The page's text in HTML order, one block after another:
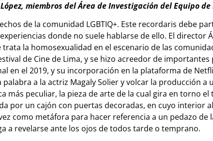
miembros del Área de Investigación del Equipo de
de la comunidad LGBTIQ+. Este recordaris debe
donde no suele hablarse de ello. El director
trata la homosexualidad en el escenario de las
de Cine de Lima, y se hizo acreedor de
en el 2019, y su incorporación en la plataforma de
a la actriz Magaly Solier y volcar la producción
más peculiar, la pieza de arte de la cual gira en torno
por un cajón con puertas decoradas, en cuyo interior
como metáfora para hacer referencia a un pedazo
a revelarse ante los ojos de todos tarde o temprano.